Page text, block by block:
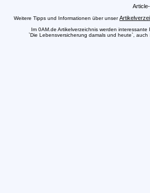
Weitere Tipps und Informationen über unser
Im 0AM.de Artikelverzeichnis werden
`Die Lebensversicherung damals und heute`,